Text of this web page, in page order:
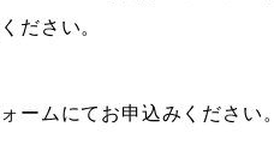
ださい。
ームにてお申込みください。